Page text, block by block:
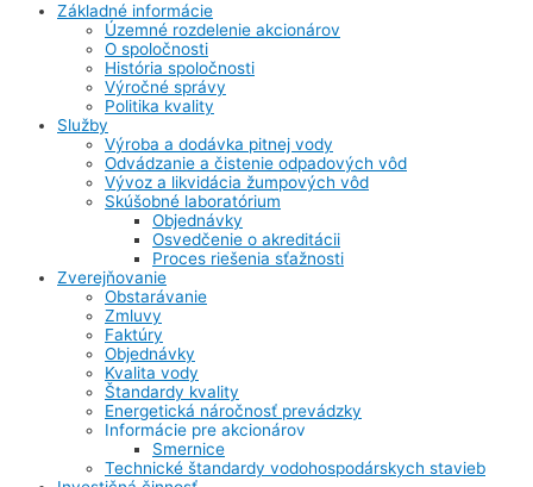
Základné informácie
Územné rozdelenie akcionárov
O spoločnosti
História spoločnosti
Výročné správy
Politika kvality
Služby
Výroba a dodávka pitnej vody
Odvádzanie a čistenie odpadových vôd
Vývoz a likvidácia žumpových vôd
Skúšobné laboratórium
Objednávky
Osvedčenie o akreditácii
Proces riešenia sťažnosti
Zverejňovanie
Obstarávanie
Zmluvy
Faktúry
Objednávky
Kvalita vody
Štandardy kvality
Energetická náročnosť prevádzky
Informácie pre akcionárov
Smernice
Technické štandardy vodohospodárskych stavieb